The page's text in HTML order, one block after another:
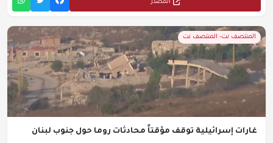
المصدر
المنتصف نت- المنتصف نت
غارات إسرائيلية توقف مؤقتاً محادثات روما حول جنوب لبنان